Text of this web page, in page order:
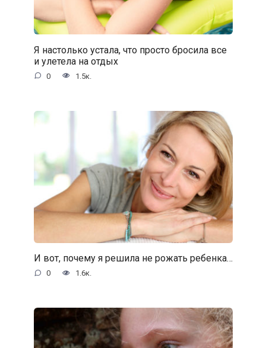
Я настолько устала, что просто бросила все
и улетела на отдых
0 1.5к.
И вот, почему я решила не рожать ребенка…
0 1.6к.